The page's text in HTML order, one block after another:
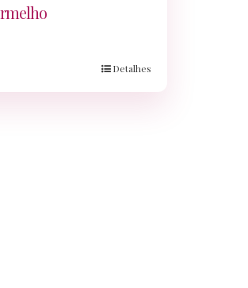
Detalhes